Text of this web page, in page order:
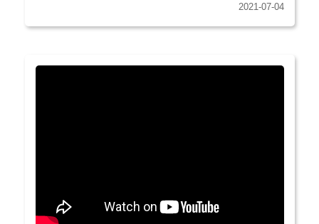
2021-07-04